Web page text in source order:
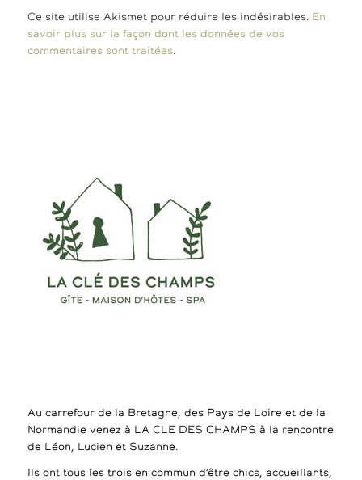
Ce site utilise Akismet pour réduire les indésirables. En
savoir plus sur la façon dont les données de vos
commentaires sont traitées.
Au carrefour de la Bretagne, des Pays de Loire et de la
Normandie venez à LA CLE DES CHAMPS à la rencontre
de Léon, Lucien et Suzanne.
Ils ont tous les trois en commun d’être chics, accueillants,